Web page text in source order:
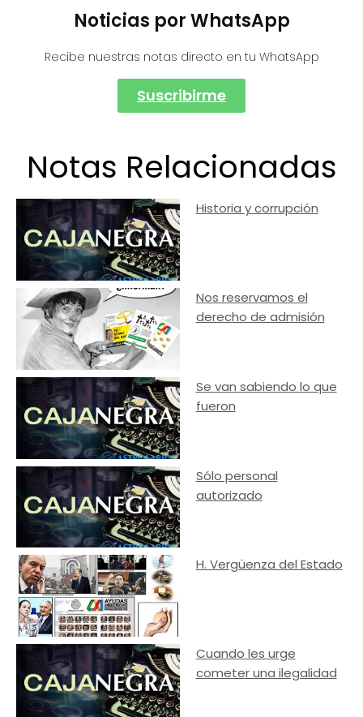
Noticias por WhatsApp
Recibe nuestras notas directo en tu WhatsApp
Suscribirme
Notas Relacionadas
Historia y corrupción
Nos reservamos el
derecho de admisión
Se van sabiendo lo que
fueron
Sólo personal
autorizado
H. Vergüenza del Estado
Cuando les urge
cometer una ilegalidad